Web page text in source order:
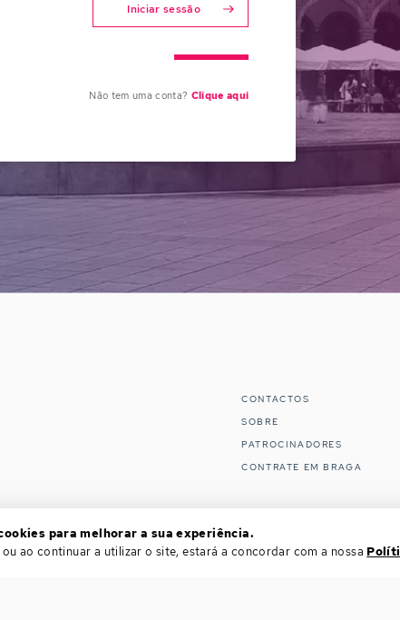
Iniciar sessão
Não tem uma conta? Clique aqui
CONTACTOS
SOBRE
PATROCINADORES
CONTRATE EM BRAGA
para melhorar a sua experiência.
ao continuar a utilizar o site, estará a concordar com a nossa